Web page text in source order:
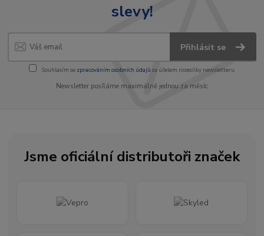
slevy!
Přihlásit se
Souhlasím se zpracováním osobních údajůza účelem rozesílky newsletteru.
Newsletter posíláme maximálně jednou za měsíc
Jsme oficiální distributoři značek